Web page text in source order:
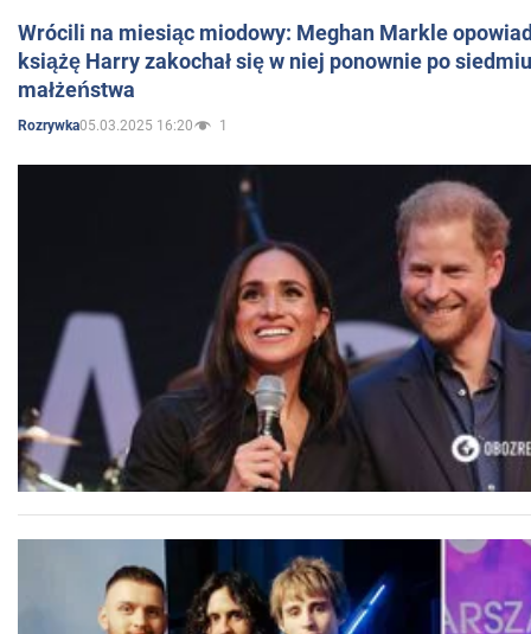
Wrócili na miesiąc miodowy: Meghan Markle
książę Harry zakochał się w niej ponownie po
małżeństwa
Rozrywka05.03.2025 16:20 1